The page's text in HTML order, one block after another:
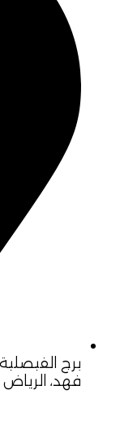
فهد، الرياض 12212، المملكة العربية السعودية